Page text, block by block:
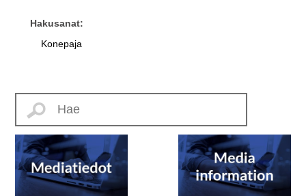
Hakusanat:
Konepaja